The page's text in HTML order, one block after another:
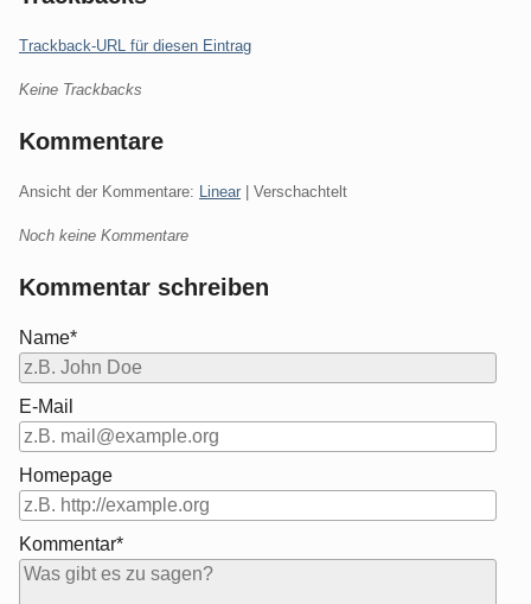
Trackback-URL für diesen Eintrag
Keine Trackbacks
Kommentare
Ansicht der Kommentare: Linear | Verschachtelt
Noch keine Kommentare
Kommentar schreiben
Name*
E-Mail
Homepage
Kommentar*